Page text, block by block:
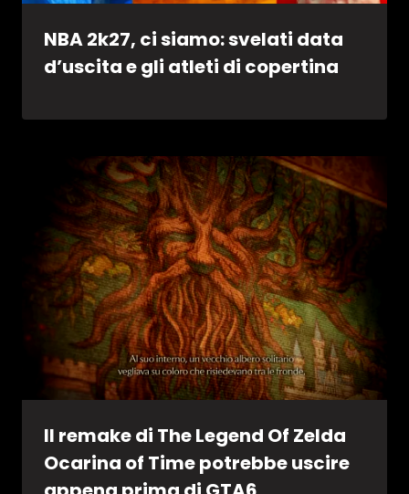
NBA 2k27, ci siamo: svelati data
d’uscita e gli atleti di copertina
Il remake di The Legend Of Zelda
Ocarina of Time potrebbe uscire